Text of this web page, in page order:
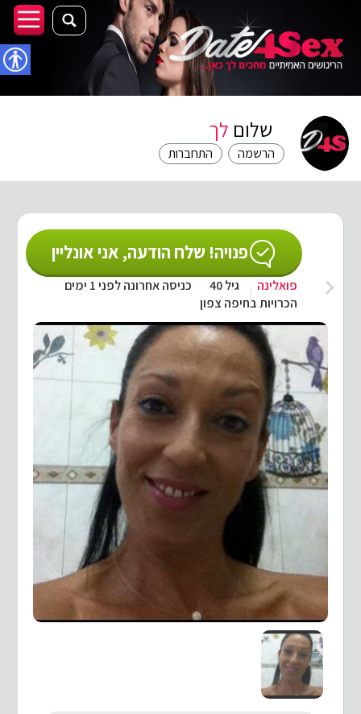
שלום לך
התחברות הרשמה
פנויה! שלח הודעה, אני אונליין
פואלינה גיל 40
כניסה אחרונה לפני 1 ימים
הכרויות בחיפה צפון